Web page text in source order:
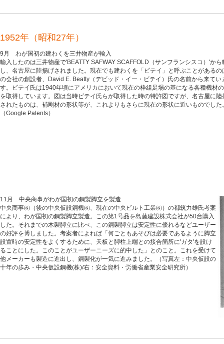
1952年（昭和27年）
9月 わが国初の建わくを三井物産が輸入
輸入したのは三井物産で'BEATTY SAFWAY SCAFFOLD（サンフランシスコ）'から
し、名古屋に陸揚げされました。現在でも建わくを「ビテイ」と呼ぶことがあるの
の会社の創設者、David E. Beatty（デビッド・イー・ビテイ）氏の名前から来てい
す。ビテイ氏は1940年頃にアメリカにおいて現在の枠組足場の基になる各種機材
を取得しています。図は当時ビテイ氏らが取得した時の特許図ですが、名古屋に陸
されたものは、補剛材の形状等が、これよりもさらに現在の形状に近いものでした
（Google Patents）
11月 中央商事がわが国初の鋼製脚立を製造
中央商事㈱（後の中央仮設鋼機㈱、現在の中央ビルト工業㈱）の都筑力雄氏考案
により、わが国初の鋼製脚立製造。この第1号品を島藤建設株式会社が50台購入
した。それまでの木製脚立に比べ、この鋼製脚立は安定性に優れるなどユーザー
の好評を博しました。考案者によれば「何ごともあそびは必要であるように脚立
設置時の安定性をよくするために、天板と脚柱上端との接合箇所に'ガタ'を設け
ることにした。このことがユーザーニーズに的中した」とのこと。これを受けて
他メーカーも製造に進出し、鋼製化が一気に進みました。（写真左：中央仮設の
十年の歩み・中央仮設鋼機(株)/右：安全資料・労働省産業安全研究所）